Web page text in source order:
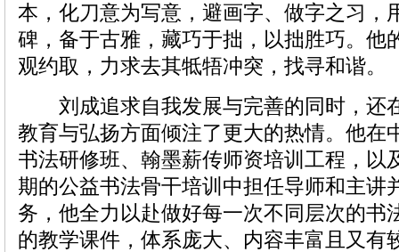
本，化刀意为写意，避画字、做字之习，
碑，备于古雅，藏巧于拙，以拙胜巧。他
观约取，力求去其牴牾冲突，找寻和谐。
刘成追求自我发展与完善的同时，还
教育与弘扬方面倾注了更大的热情。他在
书法研修班、翰墨薪传师资培训工程，以
期的公益书法骨干培训中担任导师和主讲
务，他全力以赴做好每一次不同层次的书
的教学课件，体系庞大、内容丰富且又有